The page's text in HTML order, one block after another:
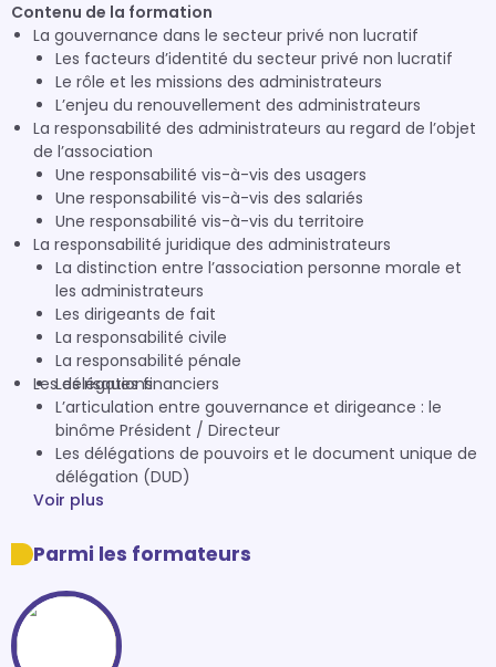
Contenu de la formation
La gouvernance dans le secteur privé non lucratif
Les facteurs d’identité du secteur privé non lucratif
Le rôle et les missions des administrateurs
L’enjeu du renouvellement des administrateurs
La responsabilité des administrateurs au regard de l’objet
de l’association
Une responsabilité vis-à-vis des usagers
Une responsabilité vis-à-vis des salariés
Une responsabilité vis-à-vis du territoire
La responsabilité juridique des administrateurs
La distinction entre l’association personne morale et
les administrateurs
Les dirigeants de fait
La responsabilité civile
La responsabilité pénale
Les risques financiers
Les délégations
L’articulation entre gouvernance et dirigeance : le
binôme Président / Directeur
Les délégations de pouvoirs et le document unique de
délégation (DUD)
Voir plus
Parmi les formateurs